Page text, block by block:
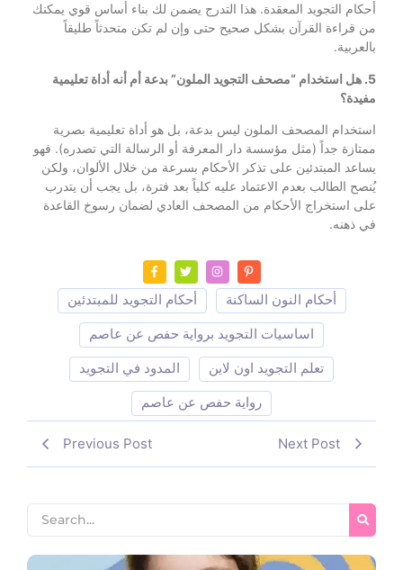
أحكام التجويد المعقدة. هذا التدرج يضمن لك بناء أساس قوي يمكنك
من قراءة القرآن بشكل صحيح حتى وإن لم تكن متحدثاً طليقاً
بالعربية.
5. هل استخدام “مصحف التجويد الملون” بدعة أم أنه أداة تعليمية
مفيدة؟
استخدام المصحف الملون ليس بدعة، بل هو أداة تعليمية بصرية
ممتازة جداً (مثل مؤسسة دار المعرفة أو الرسالة التي تصدره). فهو
يساعد المبتدئين على تذكر الأحكام بسرعة من خلال الألوان، ولكن
يُنصح الطالب بعدم الاعتماد عليه كلياً بعد فترة، بل يجب أن يتدرب
على استخراج الأحكام من المصحف العادي لضمان رسوخ القاعدة
في ذهنه.
أحكام التجويد للمبتدئين
أحكام النون الساكنة
اساسيات التجويد برواية حفص عن عاصم
المدود في التجويد
تعلم التجويد اون لاين
رواية حفص عن عاصم
Previous Post Next Post